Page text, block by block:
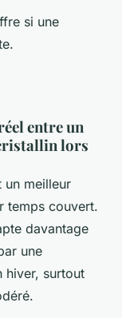
si une
entre un
lors
un meilleur
temps couvert.
davantage
une
hiver, surtout